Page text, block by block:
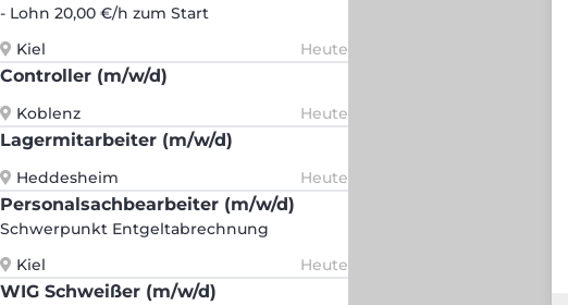
- Lohn 20,00 €/h zum Start
Kiel
Heute
Controller (m/w/d)
Koblenz Heute
Lagermitarbeiter (m/w/d)
Heddesheim Heute
Personalsachbearbeiter (m/w/d)
Schwerpunkt Entgeltabrechnung
Kiel
Heute
WIG Schweißer (m/w/d)